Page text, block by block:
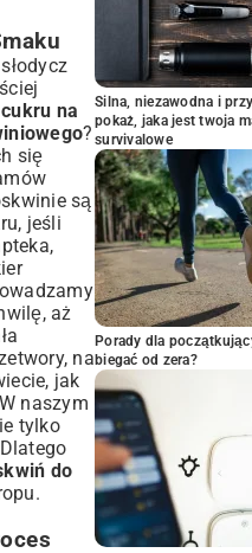
na
?
się
są
jeśli
aż
na
jak
naszym
tylko
do
Silna, niezawodna i
pokaż, jaka jest twoja
survivalowe
Porady dla
biegać od zera?